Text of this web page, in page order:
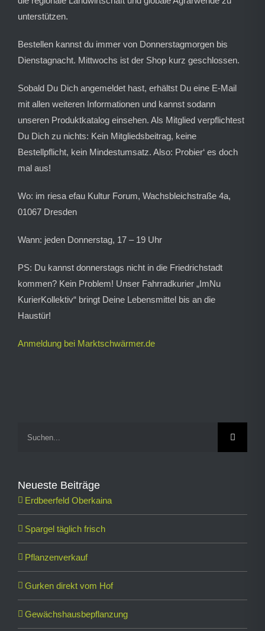
unterstützen.
Bestellen kannst du immer von Donnerstagmorgen bis
Dienstagnacht. Mittwochs ist der Shop kurz geschlossen.
Sobald Du Dich angemeldet hast, erhältst Du eine E-Mail
mit allen weiteren Informationen und kannst sodann
unseren Produktkatalog einsehen. Als Mitglied verpflichtest
Du Dich zu nichts: Kein Mitgliedsbeitrag, keine
Bestellpflicht, kein Mindestumsatz. Also: Probier‘ es doch
mal aus!
Wo: im riesa efau Kultur Forum, Wachsbleichstraße 4a,
01067 Dresden
Wann: jeden Donnerstag, 17 – 19 Uhr
PS: Du kannst donnerstags nicht in die Friedrichstadt
kommen? Kein Problem! Unser Fahrradkurier „ImNu
KurierKollektiv“ bringt Deine Lebensmittel bis an die
Haustür!
Anmeldung bei Marktschwärmer.de
Neueste Beiträge
Erdbeerfeld Oberkaina
Spargel täglich frisch
Pflanzenverkauf
Gurken direkt vom Hof
Gewächshausbepflanzung